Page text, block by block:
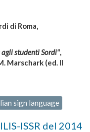
di Roma,
agli studenti Sordi"
Marschark (ed. Il
sign language
ISSR del 2014